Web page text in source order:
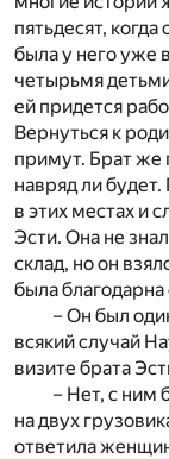
пятьдесят,
была у него уже
четырьмя
ей придется
Вернуться к
примут. Брат же
навряд ли будет.
в этих местах и
Эсти. Она не
склад, но он
была
– Он был
всякий случай
визите брата
– Нет, с ним
на двух
ответила